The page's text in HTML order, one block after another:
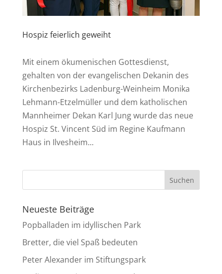
Hospiz feierlich geweiht
Mit einem ökumenischen Gottesdienst,
gehalten von der evangelischen Dekanin des
Kirchenbezirks Ladenburg-Weinheim Monika
Lehmann-Etzelmüller und dem katholischen
Mannheimer Dekan Karl Jung wurde das neue
Hospiz St. Vincent Süd im Regine Kaufmann
Haus in Ilvesheim...
Neueste Beiträge
Popballaden im idyllischen Park
Bretter, die viel Spaß bedeuten
Peter Alexander im Stiftungspark